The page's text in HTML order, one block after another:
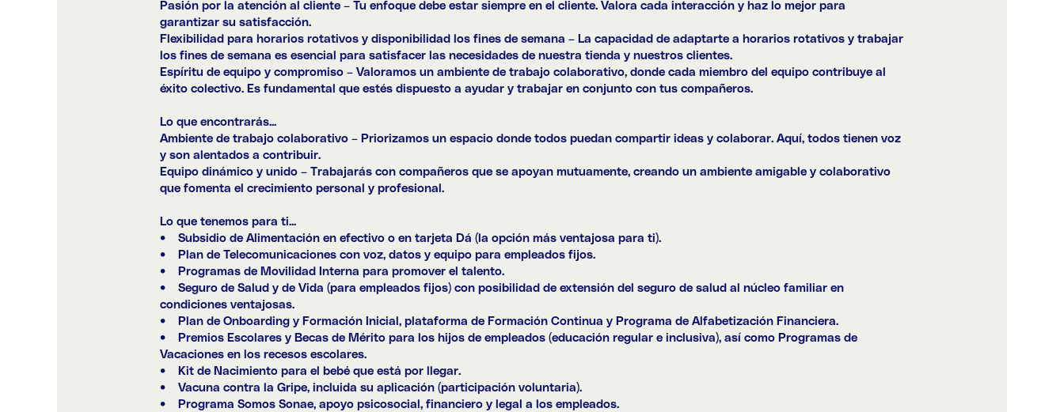
Pasión por la atención al cliente – Tu enfoque debe estar siempre en el cliente. Valora cada interacción y haz lo mejor para
garantizar su satisfacción.
Flexibilidad para horarios rotativos y disponibilidad los fines de semana – La capacidad de adaptarte a horarios rotativos y trabajar
los fines de semana es esencial para satisfacer las necesidades de nuestra tienda y nuestros clientes.
Espíritu de equipo y compromiso – Valoramos un ambiente de trabajo colaborativo, donde cada miembro del equipo contribuye al
éxito colectivo. Es fundamental que estés dispuesto a ayudar y trabajar en conjunto con tus compañeros.
Lo que encontrarás...
Ambiente de trabajo colaborativo – Priorizamos un espacio donde todos puedan compartir ideas y colaborar. Aquí, todos tienen voz
y son alentados a contribuir.
Equipo dinámico y unido – Trabajarás con compañeros que se apoyan mutuamente, creando un ambiente amigable y colaborativo
que fomenta el crecimiento personal y profesional.
Lo que tenemos para ti...
• Subsidio de Alimentación en efectivo o en tarjeta Dá (la opción más ventajosa para ti).
• Plan de Telecomunicaciones con voz, datos y equipo para empleados fijos.
• Programas de Movilidad Interna para promover el talento.
• Seguro de Salud y de Vida (para empleados fijos) con posibilidad de extensión del seguro de salud al núcleo familiar en
condiciones ventajosas.
• Plan de Onboarding y Formación Inicial, plataforma de Formación Continua y Programa de Alfabetización Financiera.
• Premios Escolares y Becas de Mérito para los hijos de empleados (educación regular e inclusiva), así como Programas de
Vacaciones en los recesos escolares.
• Kit de Nacimiento para el bebé que está por llegar.
• Vacuna contra la Gripe, incluida su aplicación (participación voluntaria).
• Programa Somos Sonae, apoyo psicosocial, financiero y legal a los empleados.